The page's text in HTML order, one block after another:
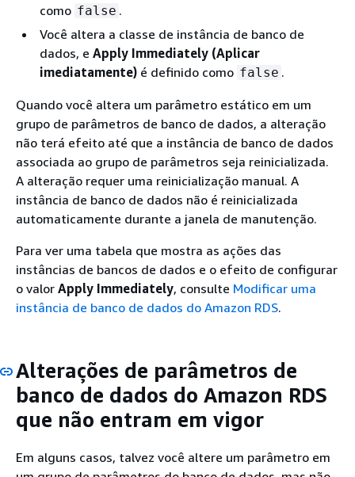
como false .
Você altera a classe de instância de banco de
dados, e Apply Immediately (Aplicar
imediatamente) é definido como false .
Quando você altera um parâmetro estático em um
grupo de parâmetros de banco de dados, a alteração
não terá efeito até que a instância de banco de dados
associada ao grupo de parâmetros seja reinicializada.
A alteração requer uma reinicialização manual. A
instância de banco de dados não é reinicializada
automaticamente durante a janela de manutenção.
Para ver uma tabela que mostra as ações das
instâncias de bancos de dados e o efeito de configurar
o valor Apply Immediately, consulte Modificar uma
instância de banco de dados do Amazon RDS.
Alterações de parâmetros de
banco de dados do Amazon RDS
que não entram em vigor
Em alguns casos, talvez você altere um parâmetro em